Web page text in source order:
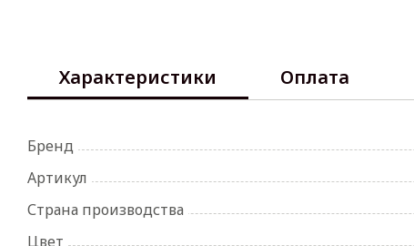
Характеристики Оплата
Бренд
Артикул
Страна производства
Цвет